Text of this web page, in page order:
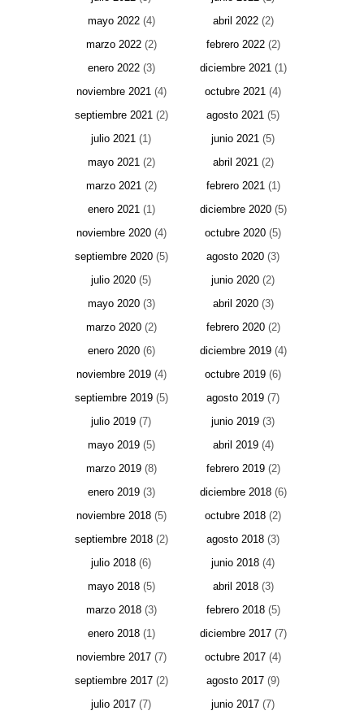
mayo 2022(4) abril 2022(2)
marzo 2022(2) febrero 2022(2)
enero 2022(3) diciembre 2021(1)
noviembre 2021(4) octubre 2021 (4)
septiembre 2021(2) agosto 2021 (5)
julio 2021 (1) junio 2021 (5)
mayo 2021(2) abril 2021(2)
marzo 2021(2) febrero 2021(1)
enero 2021(1) diciembre 2020(5)
noviembre 2020(4) octubre 2020 (5)
septiembre 2020(5) agosto 2020 (3)
julio 2020 (5) junio 2020 (2)
mayo 2020(3) abril 2020(3)
marzo 2020(2) febrero 2020(2)
enero 2020(6) diciembre 2019(4)
noviembre 2019(4) octubre 2019 (6)
septiembre 2019(5) agosto 2019 (7)
julio 2019 (7) junio 2019 (3)
mayo 2019(5) abril 2019(4)
marzo 2019(8) febrero 2019(2)
enero 2019(3) diciembre 2018(6)
noviembre 2018(5) octubre 2018 (2)
septiembre 2018(2) agosto 2018 (3)
julio 2018 (6) junio 2018 (4)
mayo 2018(5) abril 2018(3)
marzo 2018(3) febrero 2018(5)
enero 2018(1) diciembre 2017(7)
noviembre 2017(7) octubre 2017 (4)
septiembre 2017(2) agosto 2017 (9)
julio 2017 (7) junio 2017 (7)